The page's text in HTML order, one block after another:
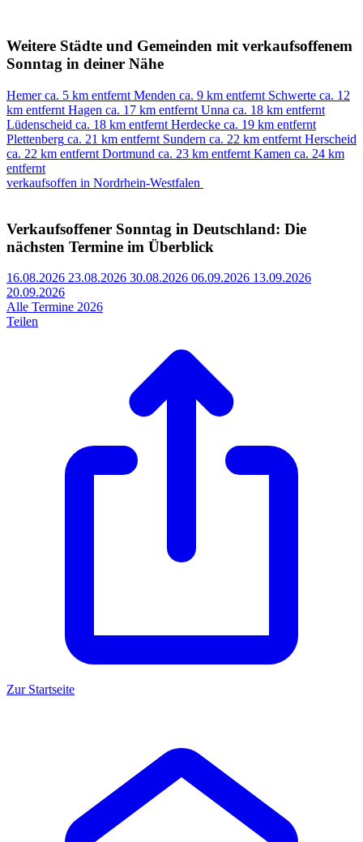
Weitere Städte und Gemeinden mit verkaufsoffenem
Sonntag in deiner Nähe
Hemer ca. 5 km entfernt Menden ca. 9 km entfernt Schwerte ca. 12
km entfernt Hagen ca. 17 km entfernt Unna ca. 18 km entfernt
Lüdenscheid ca. 18 km entfernt Herdecke ca. 19 km entfernt
Plettenberg ca. 21 km entfernt Sundern ca. 22 km entfernt Herscheid
ca. 22 km entfernt Dortmund ca. 23 km entfernt Kamen ca. 24 km
entfernt
verkaufsoffen in Nordrhein-Westfalen
Verkaufsoffener Sonntag in Deutschland: Die
nächsten Termine im Überblick
16.08.2026 23.08.2026 30.08.2026 06.09.2026 13.09.2026
20.09.2026
Alle Termine 2026
Teilen
Zur Startseite